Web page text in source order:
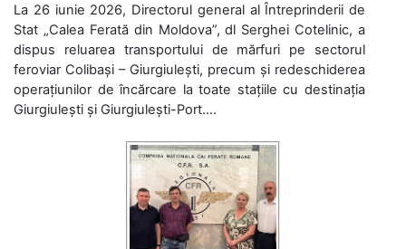
La 26 iunie 2026, Directorul general al Întreprinderii de
Stat „Calea Ferată din Moldova”, dl Serghei Cotelinic, a
dispus reluarea transportului de mărfuri pe sectorul
feroviar Colibași – Giurgiulești, precum și redeschiderea
operațiunilor de încărcare la toate stațiile cu destinația
Giurgiulești și Giurgiulești-Port....